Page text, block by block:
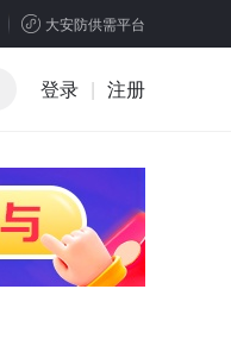
大安防供需平台
登录 | 注册